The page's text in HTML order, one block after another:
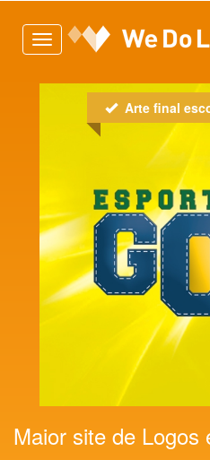
Toggle
navigation
Arte final
Maior site de Logos